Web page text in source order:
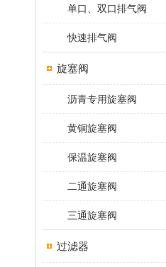
单口、双口排气阀
快速排气阀
旋塞阀
沥青专用旋塞阀
黄铜旋塞阀
保温旋塞阀
二通旋塞阀
三通旋塞阀
过滤器